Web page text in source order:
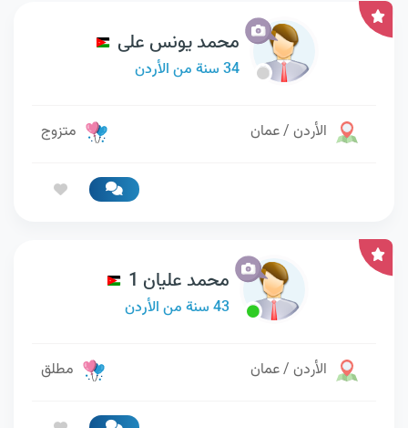
محمد يونس على
34 سنة من الأردن
الأردن / عمان متزوج
محمد عليان 1
43 سنة من الأردن
الأردن / عمان مطلق